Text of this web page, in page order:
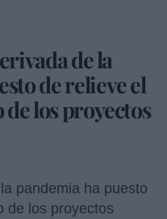
de la
de relieve el
los proyectos
pandemia ha puesto
de los proyectos